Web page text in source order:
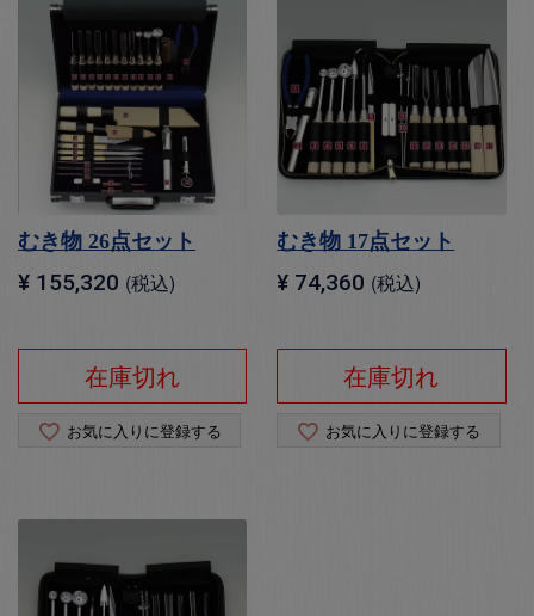
むき物 26点セット
¥ 155,320 税込
在庫切れ
お気に入りに登録する
むき物 17点セット
¥ 74,360 税込
在庫切れ
お気に入りに登録する